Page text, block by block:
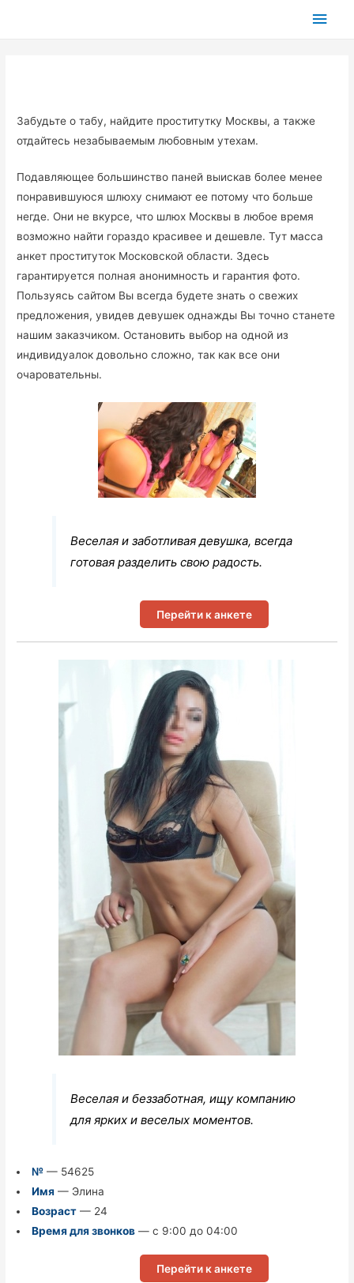
Забудьте о табу, найдите проститутку Москвы, а также
отдайтесь незабываемым любовным утехам.
Подавляющее большинство паней выискав более менее
понравившуюся шлюху снимают ее потому что больше
негде. Они не вкурсе, что шлюх Москвы в любое время
возможно найти гораздо красивее и дешевле. Тут масса
анкет проституток Московской области. Здесь
гарантируется полная анонимность и гарантия фото.
Пользуясь сайтом Вы всегда будете знать о свежих
предложения, увидев девушек однажды Вы точно станете
нашим заказчиком. Остановить выбор на одной из
индивидуалок довольно сложно, так как все они
очаровательны.
Веселая и заботливая девушка, всегда
готовая разделить свою радость.
Перейти к анкете
Веселая и беззаботная, ищу компанию
для ярких и веселых моментов.
№— 54625
Имя— Элина
Возраст— 24
Время для звонков— с 9:00 до 04:00
Перейти к анкете